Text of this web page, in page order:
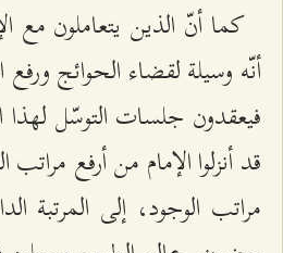
كما أنّ الذين يتعاملون مع
أنّه وسيلة لقضاء الحوائج ورفع
فيعقدون جلسات التوسّل
قد أنزلوا الإمام من أرفع
مراتب الوجود، إلى المرتبة